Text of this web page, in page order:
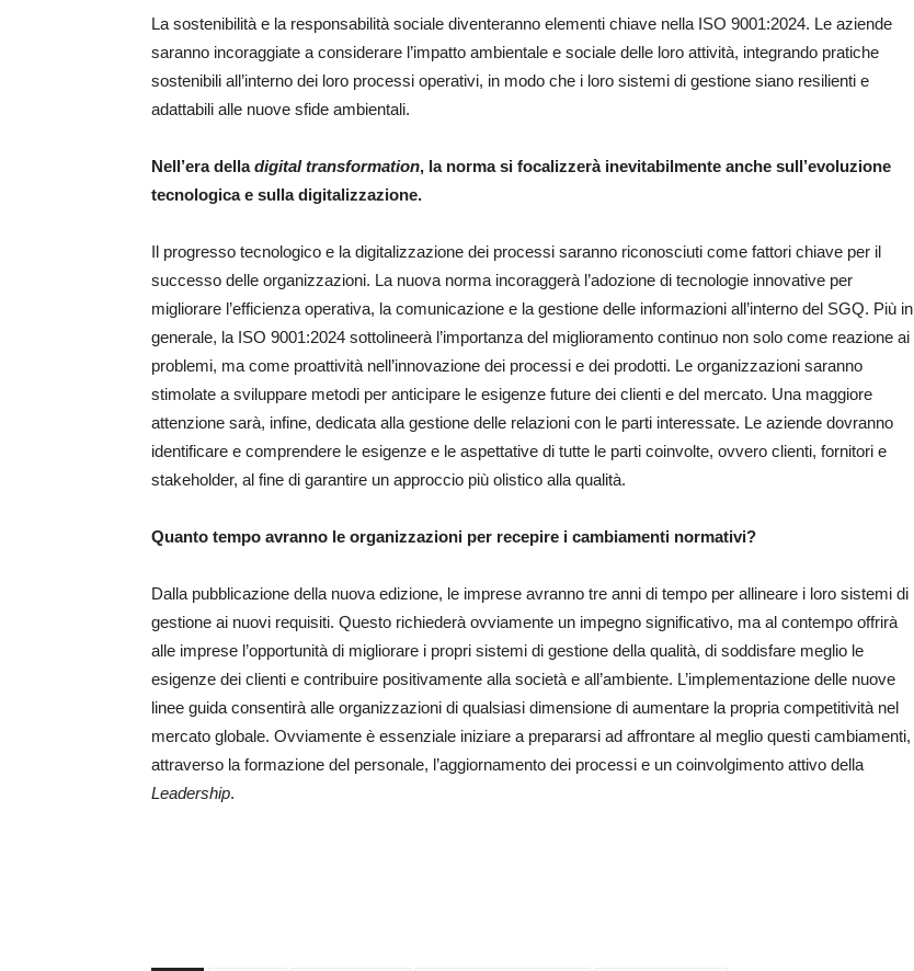
La sostenibilità e la responsabilità sociale diventeranno elementi chiave nella ISO 9001:2024. Le aziende
saranno incoraggiate a considerare l’impatto ambientale e sociale delle loro attività, integrando pratiche
sostenibili all’interno dei loro processi operativi, in modo che i loro sistemi di gestione siano resilienti e
adattabili alle nuove sfide ambientali.
Nell’era delladigital transformation, la norma si focalizzerà inevitabilmente anche sull’evoluzione
tecnologica e sulla digitalizzazione.
Il progresso tecnologico e la digitalizzazione dei processi saranno riconosciuti come fattori chiave per il
successo delle organizzazioni. La nuova norma incoraggerà l’adozione di tecnologie innovative per
migliorare l’efficienza operativa, la comunicazione e la gestione delle informazioni all’interno del SGQ. Più in
generale, la ISO 9001:2024 sottolineerà l’importanza del miglioramento continuo non solo come reazione ai
problemi, ma come proattività nell’innovazione dei processi e dei prodotti. Le organizzazioni saranno
stimolate a sviluppare metodi per anticipare le esigenze future dei clienti e del mercato. Una maggiore
attenzione sarà, infine, dedicata alla gestione delle relazioni con le parti interessate. Le aziende dovranno
identificare e comprendere le esigenze e le aspettative di tutte le parti coinvolte, ovvero clienti, fornitori e
stakeholder, al fine di garantire un approccio più olistico alla qualità.
Quanto tempo avranno le organizzazioni per recepire i cambiamenti normativi?
Dalla pubblicazione della nuova edizione, le imprese avranno tre anni di tempo per allineare i loro sistemi di
gestione ai nuovi requisiti. Questo richiederà ovviamente un impegno significativo, ma al contempo offrirà
alle imprese l’opportunità di migliorare i propri sistemi di gestione della qualità, di soddisfare meglio le
esigenze dei clienti e contribuire positivamente alla società e all’ambiente. L’implementazione delle nuove
linee guida consentirà alle organizzazioni di qualsiasi dimensione di aumentare la propria competitività nel
mercato globale. Ovviamente è essenziale iniziare a prepararsi ad affrontare al meglio questi cambiamenti,
attraverso la formazione del personale, l’aggiornamento dei processi e un coinvolgimento attivo della
Leadership.